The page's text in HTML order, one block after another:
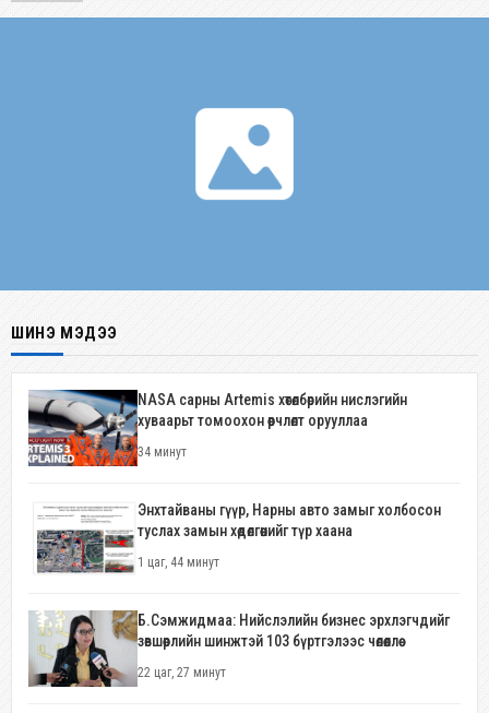
ШИНЭ МЭДЭЭ
NASA сарны Artemis хөтөлбөрийн нислэгийн
хуваарьт томоохон өөрчлөлт орууллаа
34 минут
Энхтайваны гүүр, Нарны авто замыг холбосон
туслах замын хөдөлгөөнийг түр хаана
1 цаг, 44 минут
Б.Сэмжидмаа: Нийслэлийн бизнес эрхлэгчдийг
зөвшөөрлийн шинжтэй 103 бүртгэлээс чөлөөллөө
22 цаг, 27 минут